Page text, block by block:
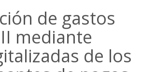
de gastos
mediante
de los